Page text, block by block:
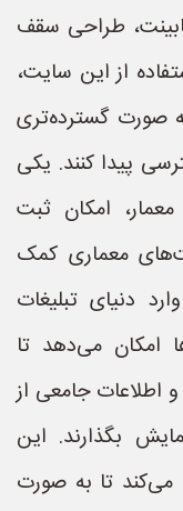
طراحی سقف
از این سایت،
صورت گسترده‌تری
پیدا کنند. یکی
امکان ثبت
معماری کمک
دنیای تبلیغات
امکان می‌دهد تا
اطلاعات جامعی از
بگذارند. این
تا به صورت